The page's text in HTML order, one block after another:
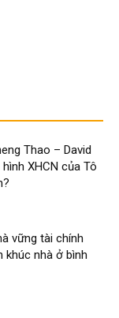
Thao – David
XHCN của Tô
vững tài chính
khúc nhà ở bình